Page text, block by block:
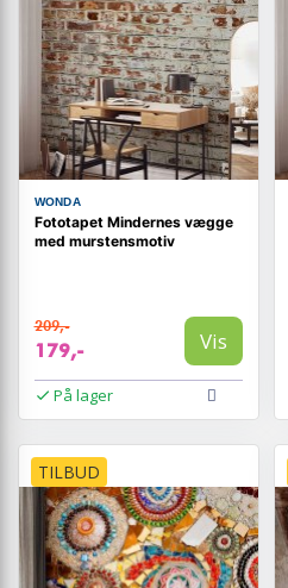
WONDA
Fototapet Mindernes vægge
med murstensmotiv
209,-
179,- Vis
På lager
TILBUD